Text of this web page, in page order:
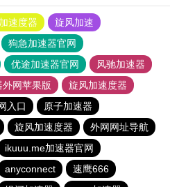
速度器
旋风加速
狗急加速器官网
优途加速器官网
风驰加速器
网苹果版
旋风加速度器
入口
原子加速器
旋风加速度器
外网网址导航
ikuuu.me加速器官网
anyconnect
速鹰666